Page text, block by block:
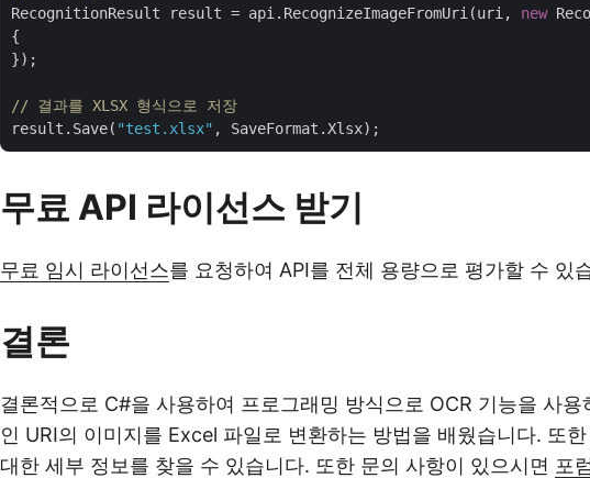
RecognitionResult result = api.RecognizeImageFromUri(uri, new
{
});
// 결과를 XLSX 형식으로 저장
result.Save( "test.xlsx"
무료 API 라이선스 받기
무료 임시 라이선스를 요청하여 API를 전체 용량으로 평가할 수 있
결론
결론적으로 C#을 사용하여 프로그래밍 방식으로 OCR 기능을 사
인 URI의 이미지를 Excel 파일로 변환하는 방법을 배웠습니다. 또한
대한 세부 정보를 찾을 수 있습니다. 또한 문의 사항이 있으시면 포